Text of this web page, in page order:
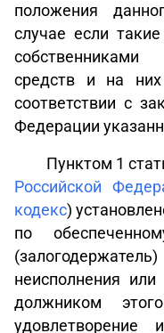
положения
случае если
средств и на
соответствии с
Федерации
Пунктом 1
Российской
кодекс)
по
неисполнения
должником
удовлетворение